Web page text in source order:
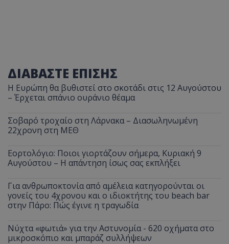
ΔΙΑΒΑΣΤΕ ΕΠΙΣΗΣ
Η Ευρώπη θα βυθιστεί στο σκοτάδι στις 12 Αυγούστου
– Έρχεται σπάνιο ουράνιο θέαμα
Σοβαρό τροχαίο στη Λάρνακα – Διασωληνωμένη
22χρονη στη ΜΕΘ
Εορτολόγιο: Ποιοι γιορτάζουν σήμερα, Κυριακή 9
Αυγούστου – Η απάντηση ίσως σας εκπλήξει
Για ανθρωποκτονία από αμέλεια κατηγορούνται οι
γονείς του 4χρονου και ο ιδιοκτήτης του beach bar
στην Πάρο: Πώς έγινε η τραγωδία
Νύχτα «φωτιά» για την Αστυνομία - 620 οχήματα στο
μικροσκόπιο και μπαράζ συλλήψεων